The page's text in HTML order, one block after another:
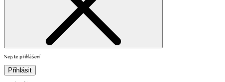
Nejste přihlášení
Přihlásit